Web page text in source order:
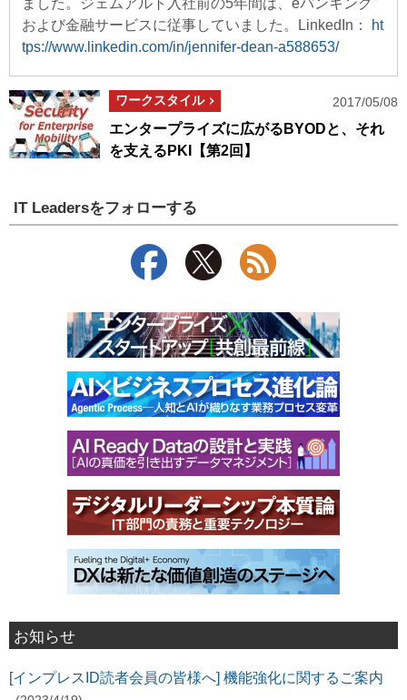
ました。ジェムアルト入社前の5年間は、eバンキング
および金融サービスに従事していました。LinkedIn：
ht
tps://www.linkedin.com/in/jennifer-dean-a588653/
ワークスタイル 2017/05/08
エンタープライズに広がるBYODと、それ
を支えるPKI【第2回】
IT Leadersをフォローする
お知らせ
[インプレスID読者会員の皆様へ] 機能強化に関するご案内